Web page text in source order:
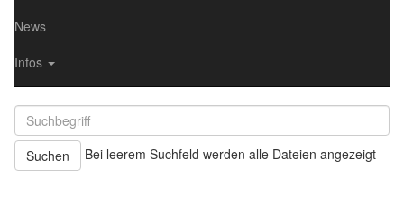
News
Infos
Suchen Bei leerem Suchfeld werden alle Dateien angezeigt